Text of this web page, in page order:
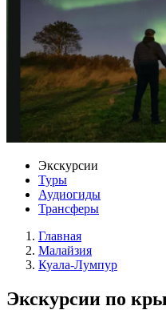
Экскурсии
Туры
Аудиогиды
Трансферы
Главная
Малайзия
Куала-Лумпур
Экскурсии по